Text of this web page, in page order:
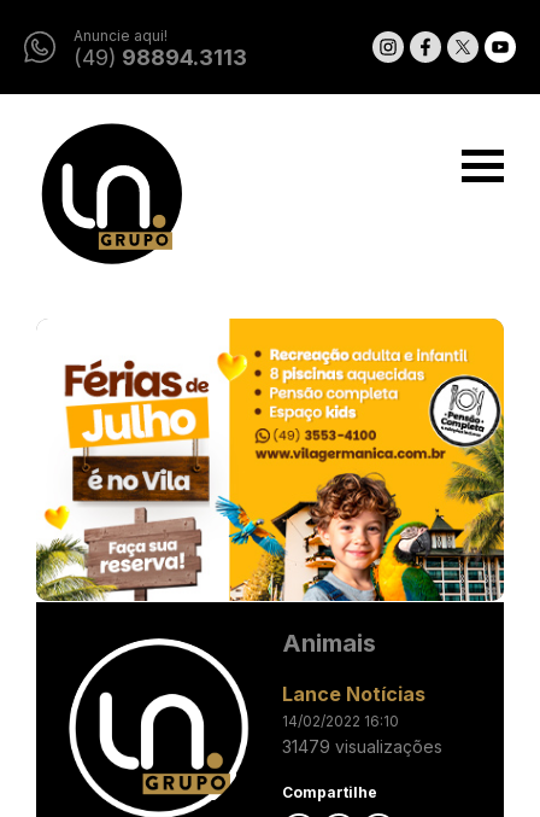
Anuncie aqui!
(49) 98894.3113
Animais
Lance Notícias
14/02/2022 16:10
31479 visualizações
Compartilhe